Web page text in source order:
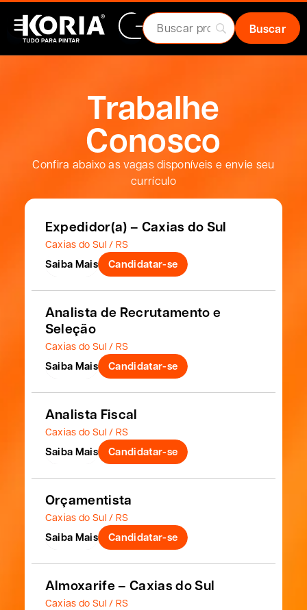
Trabalhe
Conosco
Confira abaixo as vagas disponíveis e envie seu
currículo
Expedidor(a) – Caxias do Sul
Caxias do Sul / RS
Saiba Mais Candidatar-se
Analista de Recrutamento e
Seleção
Caxias do Sul / RS
Saiba Mais Candidatar-se
Analista Fiscal
Caxias do Sul / RS
Saiba Mais Candidatar-se
Orçamentista
Caxias do Sul / RS
Saiba Mais Candidatar-se
Almoxarife – Caxias do Sul
Caxias do Sul / RS